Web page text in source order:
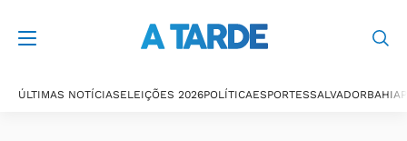
ÚLTIMAS NOTÍCIASELEIÇÕES 2026POLÍTICAESPORTESSALVADORBAHIA